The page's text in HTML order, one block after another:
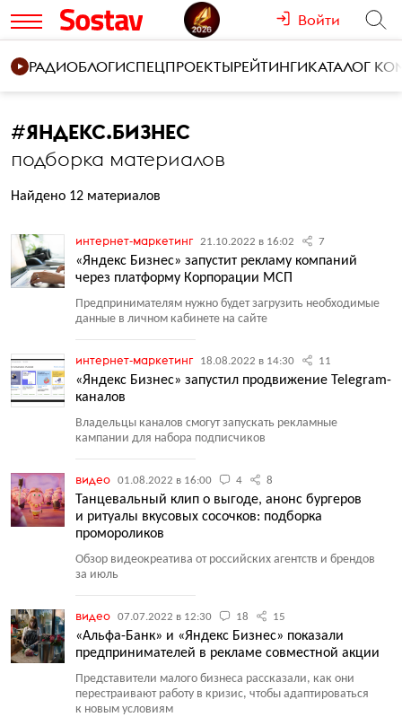
Войти
РАДИОБЛОГИСПЕЦПРОЕКТЫРЕЙТИНГИКАТАЛОГ
#ЯНДЕКС.БИЗНЕС
подборка материалов
Найдено 12 материалов
интернет-маркетинг 21.10.2022 в 16:02 7
«Яндекс Бизнес» запустит рекламу компаний
через платформу Корпорации МСП
Предпринимателям нужно будет загрузить необходимые
данные в личном кабинете на сайте
интернет-маркетинг 18.08.2022 в 14:30 11
«Яндекс Бизнес» запустил продвижение Telegram-
каналов
Владельцы каналов смогут запускать рекламные
кампании для набора подписчиков
видео 01.08.2022 в 16:00 4 8
Танцевальный клип о выгоде, анонс бургеров
и ритуалы вкусовых сосочков: подборка
промороликов
Обзор видеокреатива от российских агентств и брендов
за июль
видео 07.07.2022 в 12:30 18 15
«Альфа-Банк» и «Яндекс Бизнес» показали
предпринимателей в рекламе совместной акции
Представители малого бизнеса рассказали, как они
перестраивают работу в кризис, чтобы адаптироваться
к новым условиям